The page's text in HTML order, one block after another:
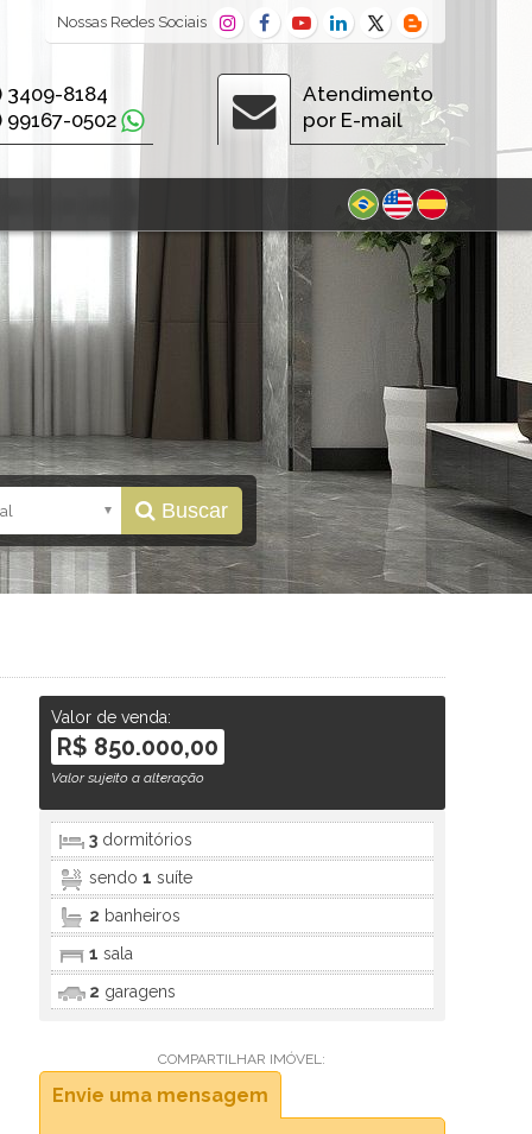
3409-8184
99167-0502
Atendimento
por E-mail
Nossas Redes Sociais
Buscar
Valor de venda:
R$ 850.000,00
Valor sujeito a alteração
3 dormitórios
sendo1 suíte
2 banheiros
1 sala
2 garagens
COMPARTILHAR IMÓVEL:
Envie uma mensagem